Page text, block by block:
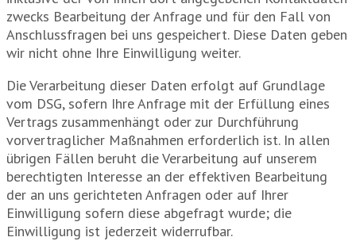
zwecks Bearbeitung der Anfrage und für den Fall von
Anschlussfragen bei uns gespeichert. Diese Daten geben
wir nicht ohne Ihre Einwilligung weiter.
Die Verarbeitung dieser Daten erfolgt auf Grundlage
vom DSG, sofern Ihre Anfrage mit der Erfüllung eines
Vertrags zusammenhängt oder zur Durchführung
vorvertraglicher Maßnahmen erforderlich ist. In allen
übrigen Fällen beruht die Verarbeitung auf unserem
berechtigten Interesse an der effektiven Bearbeitung
der an uns gerichteten Anfragen oder auf Ihrer
Einwilligung sofern diese abgefragt wurde; die
Einwilligung ist jederzeit widerrufbar.